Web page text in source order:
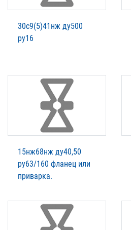
30с9(5)41нж ду500
ру16
15нж68нж ду40,50
ру63/160 фланец или
приварка.